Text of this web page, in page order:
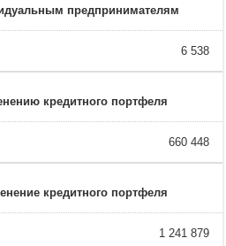
предпринимателям
6 538
кредитного портфеля
660 448
кредитного портфеля
1 241 879